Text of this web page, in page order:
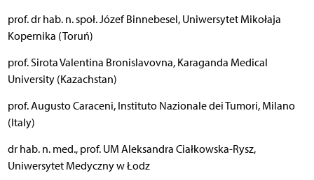
prof. dr hab. n. społ. Józef Binnebesel, Uniwersytet Mikołaja
Kopernika (Toruń)
prof. Sirota Valentina Bronislavovna, Karaganda Medical
University (Kazachstan)
prof. Augusto Caraceni, Instituto Nazionale dei Tumori, Milano
(Italy)
dr hab. n. med., prof. UM Aleksandra Ciałkowska-Rysz,
Uniwersytet Medyczny w Łodz